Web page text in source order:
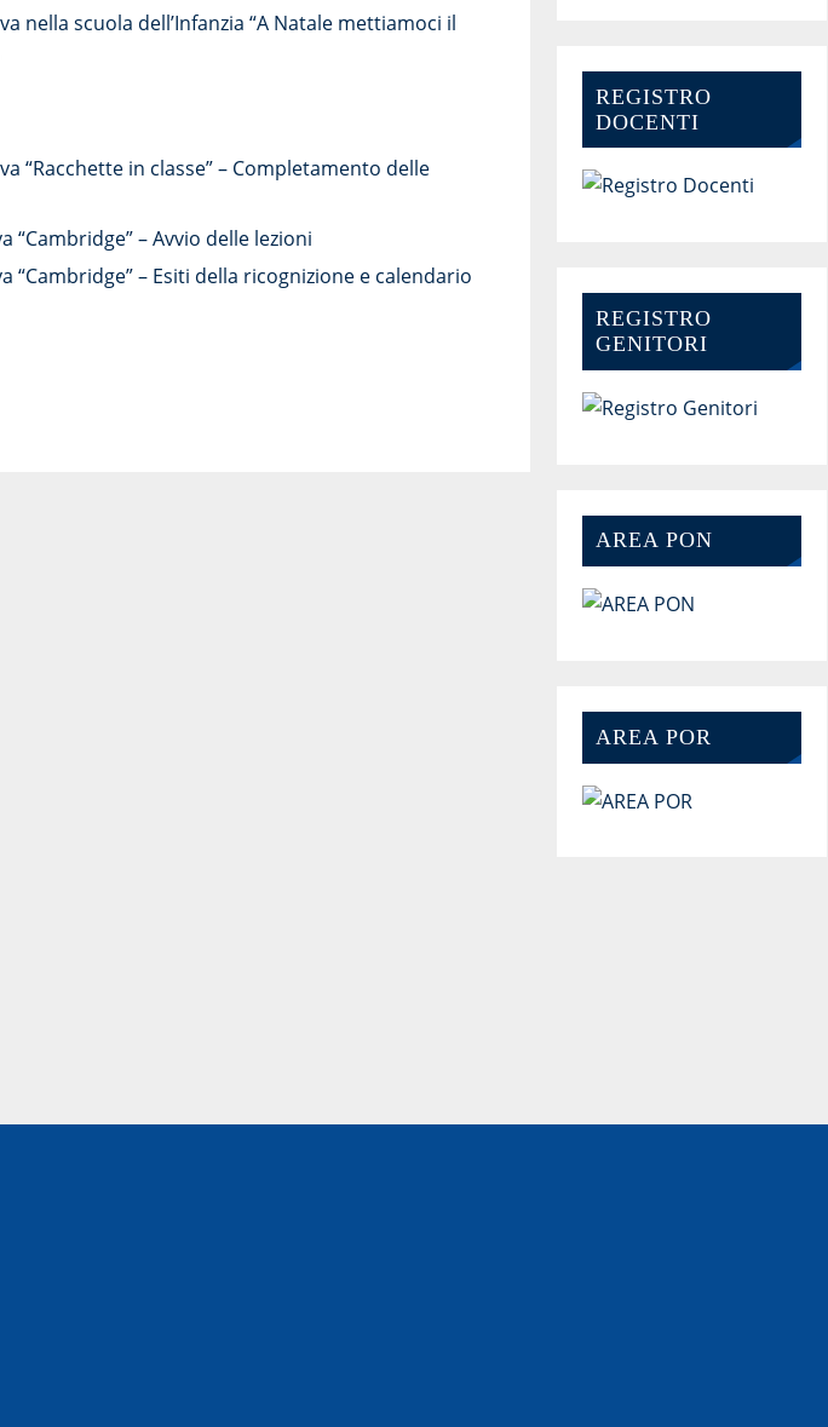
scuola dell’Infanzia “A Natale mettiamoci il
“Racchette in classe” – Completamento delle
– Avvio delle lezioni
– Esiti della ricognizione e calendario
REGISTRO
DOCENTI
REGISTRO
GENITORI
AREA PON
AREA POR